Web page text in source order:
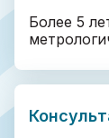
Более 5